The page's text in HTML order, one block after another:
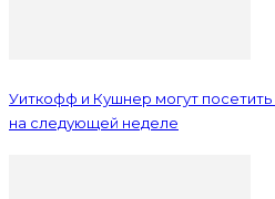
Уиткофф и Кушнер могут
на следующей неделе